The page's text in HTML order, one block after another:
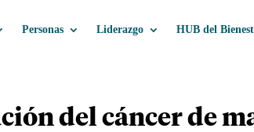
Personas Liderazgo HUB del
del cáncer de